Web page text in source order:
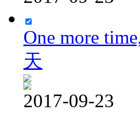
One more
天
2017-09-23